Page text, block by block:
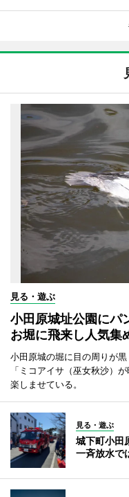
見る・遊ぶ
小田原城址公園に
お堀に飛来し人気集
小田原城の堀に目の周りが
「ミコアイサ（巫女秋沙）
楽しませている。
見る・遊ぶ
城下町小田
一斉放水で